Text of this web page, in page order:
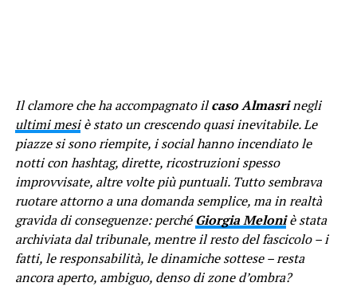
Il clamore che ha accompagnato ilcaso Almasrinegli
ultimi mesiè stato un crescendo quasi inevitabile. Le
piazze si sono riempite, i social hanno incendiato le
notti con hashtag, dirette, ricostruzioni spesso
improvvisate, altre volte più puntuali. Tutto sembrava
ruotare attorno a una domanda semplice, ma in realtà
gravida di conseguenze: perchéGiorgia Meloniè stata
archiviata dal tribunale, mentre il resto del fascicolo – i
fatti, le responsabilità, le dinamiche sottese – resta
ancora aperto, ambiguo, denso di zone d’ombra?